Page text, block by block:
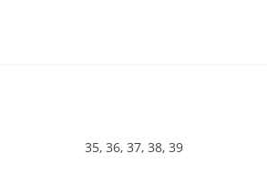
35, 36, 37, 38, 39